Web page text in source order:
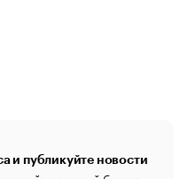
и публикуйте новости